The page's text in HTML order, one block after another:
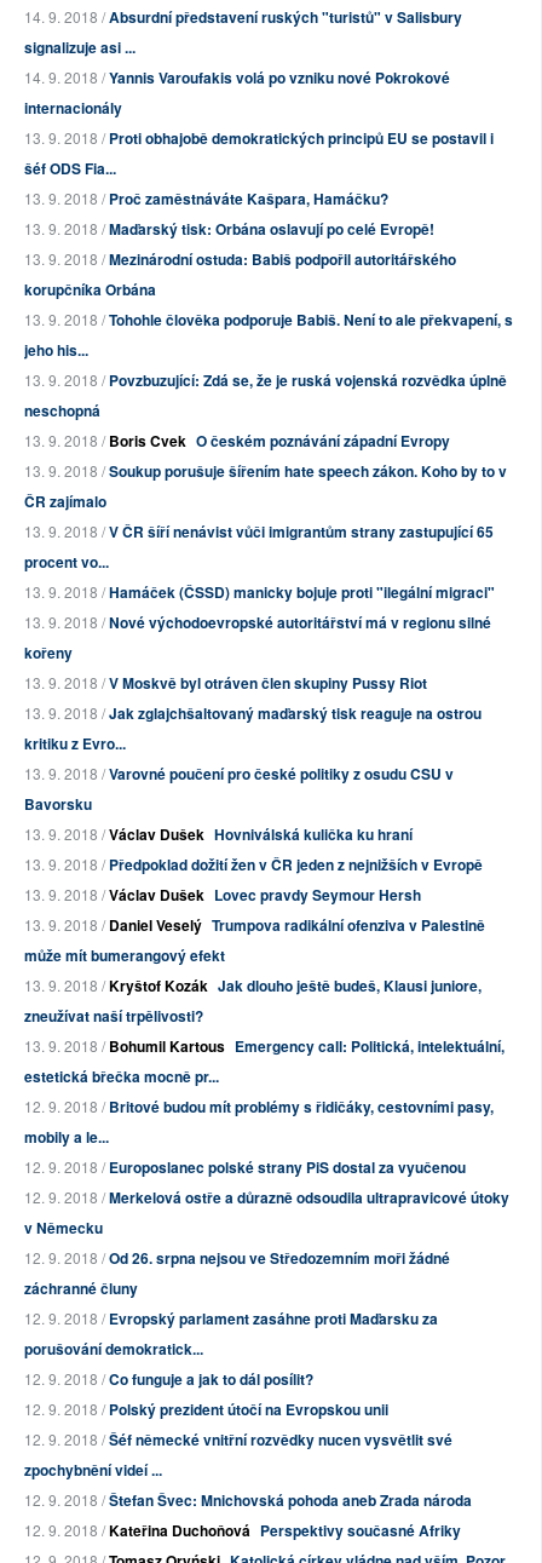
14. 9. 2018 /Absurdní představení ruských "turistů" v Salisbury
signalizuje asi ...
14. 9. 2018 /Yannis Varoufakis volá po vzniku nové Pokrokové
internacionály
13. 9. 2018 /Proti obhajobě demokratických principů EU se postavil i
šéf ODS Fia...
13. 9. 2018 /Proč zaměstnáváte Kašpara, Hamáčku?
13. 9. 2018 /Maďarský tisk: Orbána oslavují po celé Evropě!
13. 9. 2018 /Mezinárodní ostuda: Babiš podpořil autoritářského
korupčníka Orbána
13. 9. 2018 /Tohohle člověka podporuje Babiš. Není to ale překvapení, s
jeho his...
13. 9. 2018 /Povzbuzující: Zdá se, že je ruská vojenská rozvědka úplně
neschopná
13. 9. 2018 /Boris Cvek O českém poznávání západní Evropy
13. 9. 2018 /Soukup porušuje šířením hate speech zákon. Koho by to v
ČR zajímalo
13. 9. 2018 /V ČR šíří nenávist vůči imigrantům strany zastupující 65
procent vo...
13. 9. 2018 /Hamáček (ČSSD) manicky bojuje proti "ilegální migraci"
13. 9. 2018 /Nové východoevropské autoritářství má v regionu silné
kořeny
13. 9. 2018 /V Moskvě byl otráven člen skupiny Pussy Riot
13. 9. 2018 /Jak zglajchšaltovaný maďarský tisk reaguje na ostrou
kritiku z Evro...
13. 9. 2018 /Varovné poučení pro české politiky z osudu CSU v
Bavorsku
13. 9. 2018 /Václav Dušek Hovniválská kulička ku hraní
13. 9. 2018 /Předpoklad dožití žen v ČR jeden z nejnižších v Evropě
13. 9. 2018 /Václav Dušek Lovec pravdy Seymour Hersh
13. 9. 2018 /Daniel Veselý Trumpova radikální ofenziva v Palestině
může mít bumerangový efekt
13. 9. 2018 /Kryštof Kozák Jak dlouho ještě budeš, Klausi juniore,
zneužívat naší trpělivosti?
13. 9. 2018 /Bohumil Kartous Emergency call: Politická, intelektuální,
estetická břečka mocně pr...
12. 9. 2018 /Britové budou mít problémy s řidičáky, cestovními pasy,
mobily a le...
12. 9. 2018 /Europoslanec polské strany PiS dostal za vyučenou
12. 9. 2018 /Merkelová ostře a důrazně odsoudila ultrapravicové útoky
v Německu
12. 9. 2018 /Od 26. srpna nejsou ve Středozemním moři žádné
záchranné čluny
12. 9. 2018 /Evropský parlament zasáhne proti Maďarsku za
porušování demokratick...
12. 9. 2018 /Co funguje a jak to dál posílit?
12. 9. 2018 /Polský prezident útočí na Evropskou unii
12. 9. 2018 /Šéf německé vnitřní rozvědky nucen vysvětlit své
zpochybnění videí ...
12. 9. 2018 /Štefan Švec: Mnichovská pohoda aneb Zrada národa
12. 9. 2018 /Kateřina Duchoňová Perspektivy současné Afriky